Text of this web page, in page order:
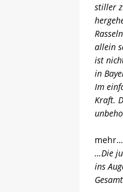
stiller
allein
ist
in
Im
Kraft.
mehr…
…Die
ins